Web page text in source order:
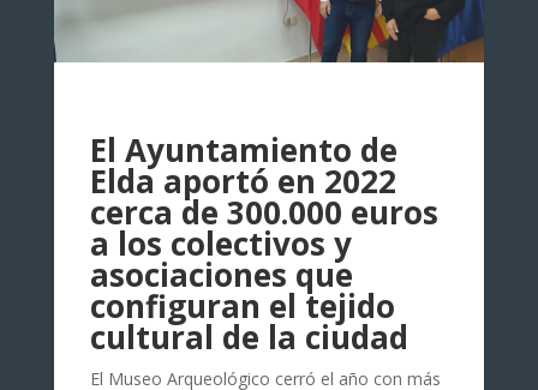
El Ayuntamiento de
Elda aportó en 2022
cerca de 300.000 euros
a los colectivos y
asociaciones que
configuran el tejido
cultural de la ciudad
El Museo Arqueológico cerró el año con más